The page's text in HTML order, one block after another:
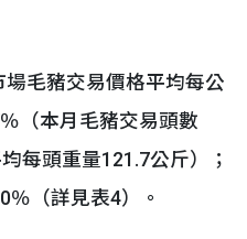
毛豬交易價格平均每公
（本月毛豬交易頭數
每頭重量121.7公斤）；
（詳見表4）。